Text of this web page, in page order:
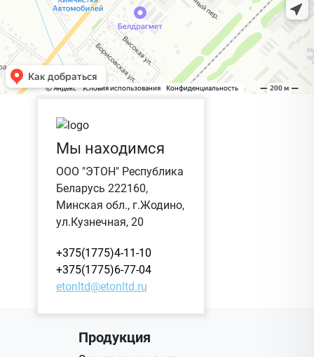
Мы находимся
ООО "ЭТОН" Республика
Беларусь 222160,
Минская обл., г.Жодино,
ул.Кузнечная, 20
+375(1775)4-11-10
+375(1775)6-77-04
etonltd@etonltd.ru
Продукция